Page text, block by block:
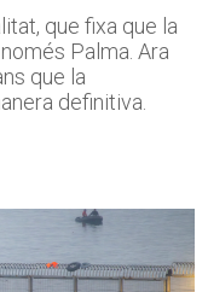
que fixa que la
Palma. Ara
que la
definitiva.